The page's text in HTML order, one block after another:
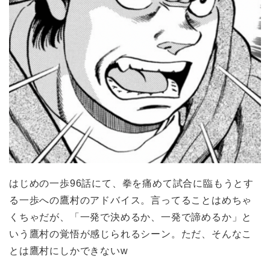
はじめの一歩96話にて、拳を痛めて試合に臨もうとす
る一歩への鷹村のアドバイス。言ってることはめちゃ
くちゃだが、「一発で決めるか、一発で諦めるか」と
いう鷹村の覚悟が感じられるシーン。ただ、そんなこ
とは鷹村にしかできないw